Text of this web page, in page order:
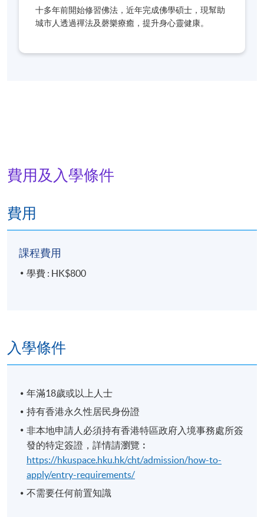
十多年前開始修習佛法，近年完成佛學碩士，現幫助
城市人透過禪法及磬樂療癒，提升身心靈健康。
費用及入學條件
費用
課程費用
學費 : HK$800
入學條件
年滿18歲或以上人士
持有香港永久性居民身份證
非本地申請人必須持有香港特區政府入境事務處所簽
發的特定簽證，詳情請瀏覽︰
https://hkuspace.hku.hk/cht/admission/how-to-
apply/entry-requirements/
不需要任何前置知識